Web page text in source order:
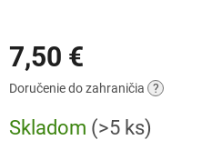
7,50 €
Jednotková
Doručenie do zahraničia ?
Skladom (>5 ks)